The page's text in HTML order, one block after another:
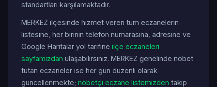
standartları karşılamaktadır.
MERKEZ ilçesinde hizmet veren tüm eczanelerin
listesine, her birinin telefon numarasına, adresine ve
Google Haritalar yol tarifine ilçe eczaneleri
sayfamızdan ulaşabilirsiniz. MERKEZ genelinde nöbet
tutan eczaneler ise her gün düzenli olarak
güncellenmekte; nöbetçi eczane listemizden takip